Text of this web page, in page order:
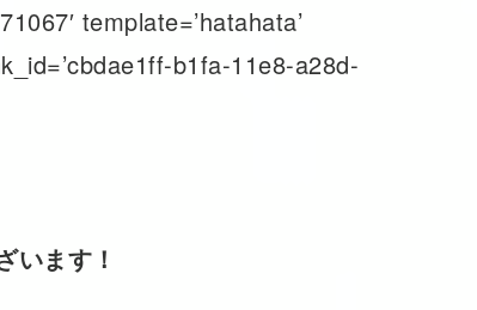
template=’hatahata’
b1fa-11e8-a28d-
います！